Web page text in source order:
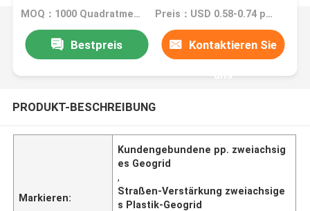
MOQ：1000 Quadratmeter/Quadratmeter Preis：USD 0.58-0.74 per square meter
Bestpreis Kontaktieren Sie
uns
PRODUKT-BESCHREIBUNG
Markieren:
Kundengebundene pp. zweiachsig
es Geogrid
,
Straßen-Verstärkung zweiachsige
s Plastik-Geogrid